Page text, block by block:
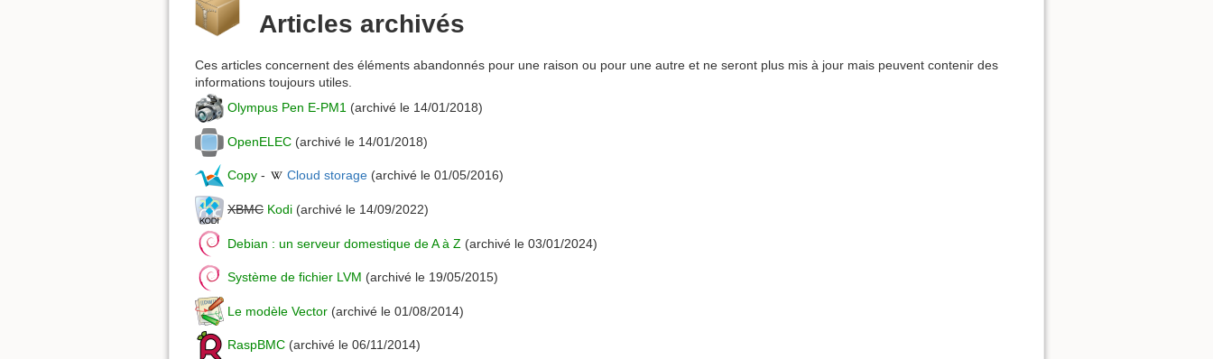
Articles archivés
Ces articles concernent des éléments abandonnés pour une raison ou pour une autre et ne seront plus mis à jour mais peuvent contenir des
informations toujours utiles.
Olympus Pen E-PM1 (archivé le 14/01/2018)
OpenELEC (archivé le 14/01/2018)
Copy - Cloud storage(archivé le 01/05/2016)
XBMC Kodi (archivé le 14/09/2022)
Debian : un serveur domestique de A à Z (archivé le 03/01/2024)
Système de fichier LVM (archivé le 19/05/2015)
Le modèle Vector (archivé le 01/08/2014)
RaspBMC (archivé le 06/11/2014)